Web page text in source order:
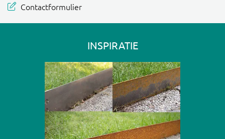
Contactformulier
INSPIRATIE